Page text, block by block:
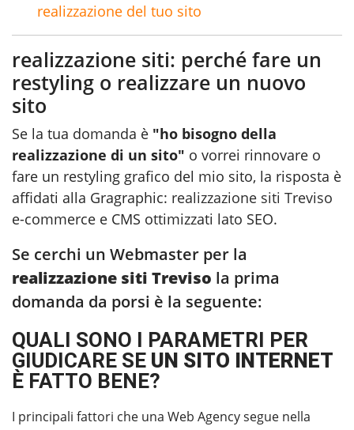
realizzazione del tuo sito
realizzazione siti: perché fare un
restyling o realizzare un nuovo
sito
Se la tua domanda è "ho bisogno della
realizzazione di un sito" o vorrei rinnovare o
fare un restyling grafico del mio sito, la risposta è
affidati alla Gragraphic: realizzazione siti Treviso
e-commerce e CMS ottimizzati lato SEO.
Se cerchi un Webmaster per la
realizzazione siti Treviso la prima
domanda da porsi è la seguente:
QUALI SONO I PARAMETRI PER
GIUDICARE SE UN SITO INTERNET
È FATTO BENE?
I principali fattori che una Web Agency segue nella